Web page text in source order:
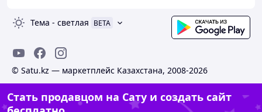
Тема - светлая BETA
© Satu.kz — маркетплейс Казахстана, 2008-2026
Стать продавцом на Сату и создать сайт